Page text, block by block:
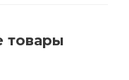
товары